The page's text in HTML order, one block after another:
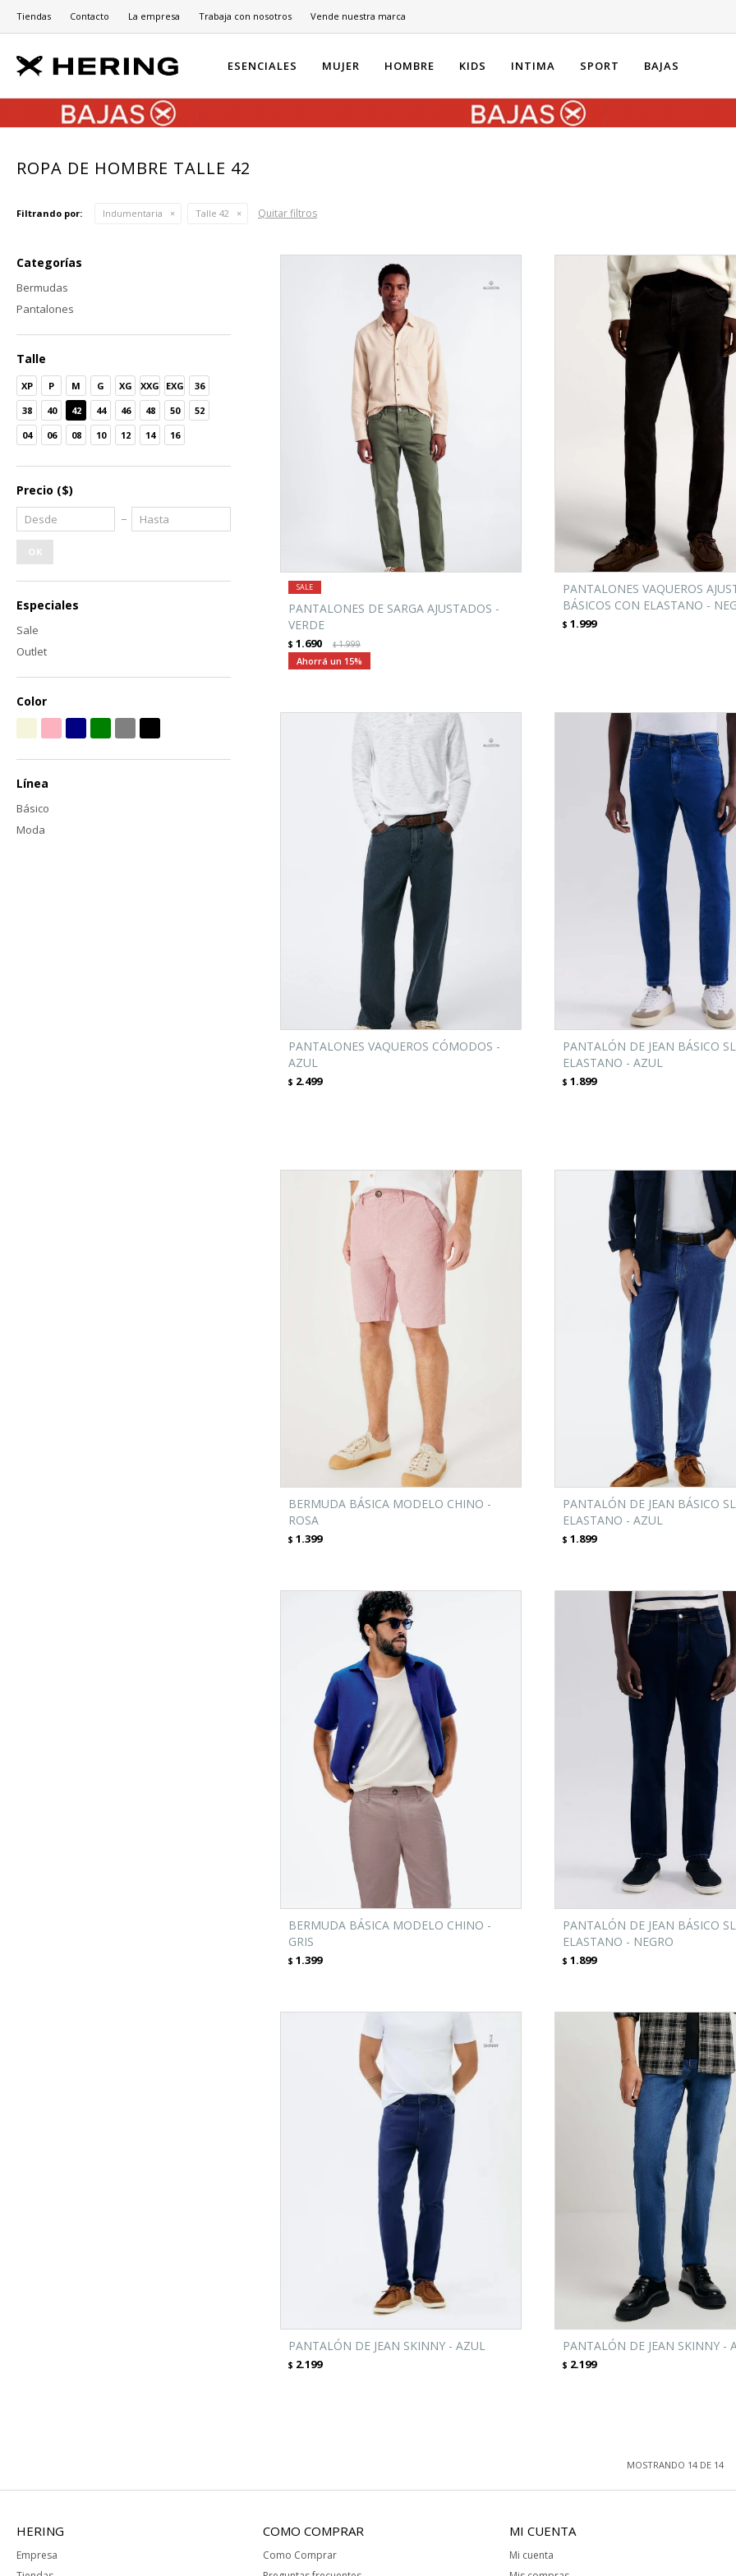
ESENCIALES MUJER HOMBRE KIDS INTIMA SPORT BAJAS
Tiendas Contacto La empresa Trabaja con nosotros Vende nuestra marca
ROPA DE HOMBRE TALLE 42
Filtrando por: Indumentaria Talle 42 Quitar filtros
PANTALONES DE SARGA AJUSTADOS -
VERDE
$ 1.690 $1.999
15
PANTALONES VAQUEROS
BÁSICOS CON ELASTANO -
$ 1.999
PANTALONES VAQUEROS CÓMODOS -
AZUL
$ 2.499
PANTALÓN DE JEAN BÁSICO
ELASTANO - AZUL
$ 1.899
BERMUDA BÁSICA MODELO CHINO -
ROSA
$ 1.399
PANTALÓN DE JEAN BÁSICO
ELASTANO - AZUL
$ 1.899
BERMUDA BÁSICA MODELO CHINO -
GRIS
$ 1.399
PANTALÓN DE JEAN BÁSICO
ELASTANO - NEGRO
$ 1.899
PANTALÓN DE JEAN SKINNY - AZUL
$ 2.199
PANTALÓN DE JEAN SKINNY -
$ 2.199
MOSTRANDO 14 DE 14
Categorías
Bermudas
Pantalones
Talle
XP P M G XG XXG EXG
36
38
40 42 44 46 48 50
52
04
06 08 10 12 14 16
Precio ($)
OK
Especiales
Sale
Outlet
Color
Línea
Básico
Moda
HERING
Empresa
COMO COMPRAR
Como Comprar
MI CUENTA
Mi cuenta